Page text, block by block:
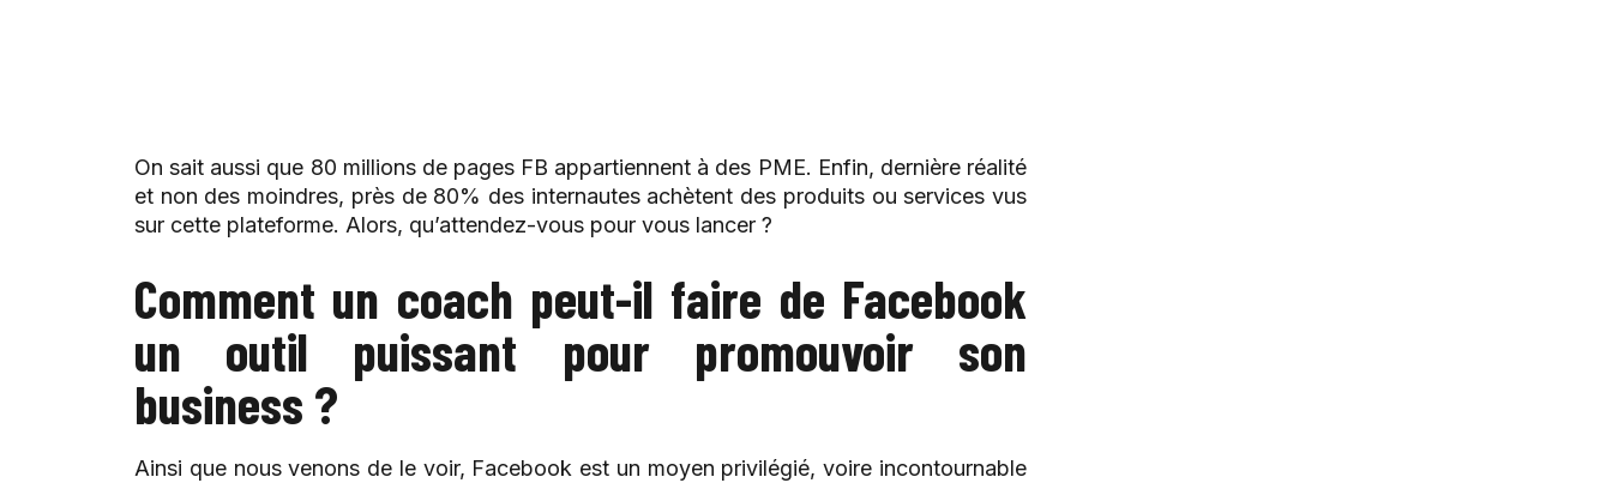
On sait aussi que 80 millions de pages FB appartiennent à des PME. Enfin, dernière réalité
et non des moindres, près de 80% des internautes achètent des produits ou services vus
sur cette plateforme. Alors, qu’attendez-vous pour vous lancer ?
Comment un coach peut-il faire de Facebook
un outil puissant pour promouvoir son
business ?
Ainsi que nous venons de le voir, Facebook est un moyen privilégié, voire incontournable